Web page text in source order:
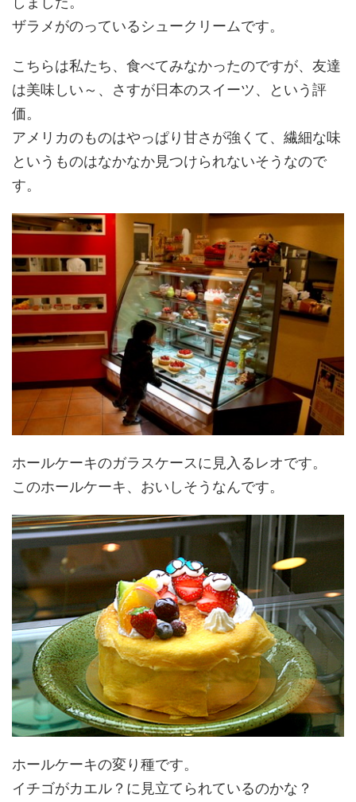
ザラメがのっているシュークリームです。
こちらは私たち、食べてみなかったのですが、友達
は美味しい～、さすが日本のスイーツ、という評
価。
アメリカのものはやっぱり甘さが強くて、繊細な味
というものはなかなか見つけられないそうなので
す。
ホールケーキのガラスケースに見入るレオです。
このホールケーキ、おいしそうなんです。
ホールケーキの変り種です。
イチゴがカエル？に見立てられているのかな？